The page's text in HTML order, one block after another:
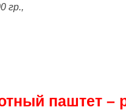
гр.,
паштет –